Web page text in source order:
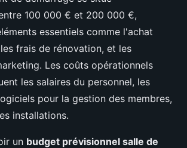
100 000 € et 200 000 €,
essentiels comme l'achat
frais de rénovation, et les
Les coûts opérationnels
les salaires du personnel, les
pour la gestion des membres,
installations.
un budget prévisionnel salle de